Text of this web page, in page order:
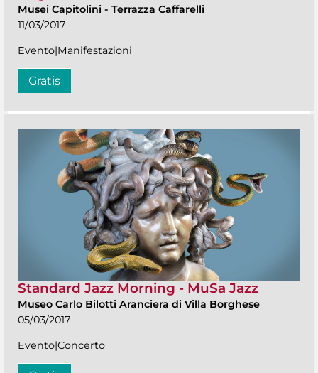
Musei Capitolini - Terrazza Caffarelli
11/03/2017
Evento|Manifestazioni
Gratis
Standard Jazz Morning - MuSa Jazz
Museo Carlo Bilotti Aranciera di Villa Borghese
05/03/2017
Evento|Concerto